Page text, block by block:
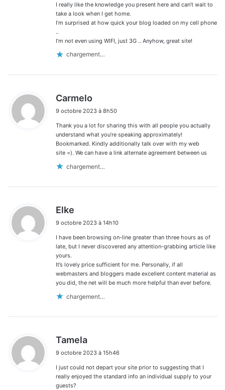
I really like the knowledge you present here and can’t wait to
take a look when I get home.
I’m surprised at how quick your blog loaded on my cell phone
..
I’m not even using WIFI, just 3G .. Anyhow, great site!
chargement…
Carmelo
t
:
9 octobre 2023 à 8h50
Thank you a lot for sharing this with all people you actually
understand what you’re speaking approximately!
Bookmarked. Kindly additionally talk over with my web
site =). We can have a link alternate agreement between us
chargement…
Elke
t
:
9 octobre 2023 à 14h10
I have been browsing on-line greater than three hours as of
late, but I never discovered any attention-grabbing article like
yours.
It’s lovely price sufficient for me. Personally, if all
webmasters and bloggers made excellent content material as
you did, the net will be much more helpful than ever before.
chargement…
Tamela
t
:
9 octobre 2023 à 15h46
I just could not depart your site prior to suggesting that I
really enjoyed the standard info an individual supply to your
guests?